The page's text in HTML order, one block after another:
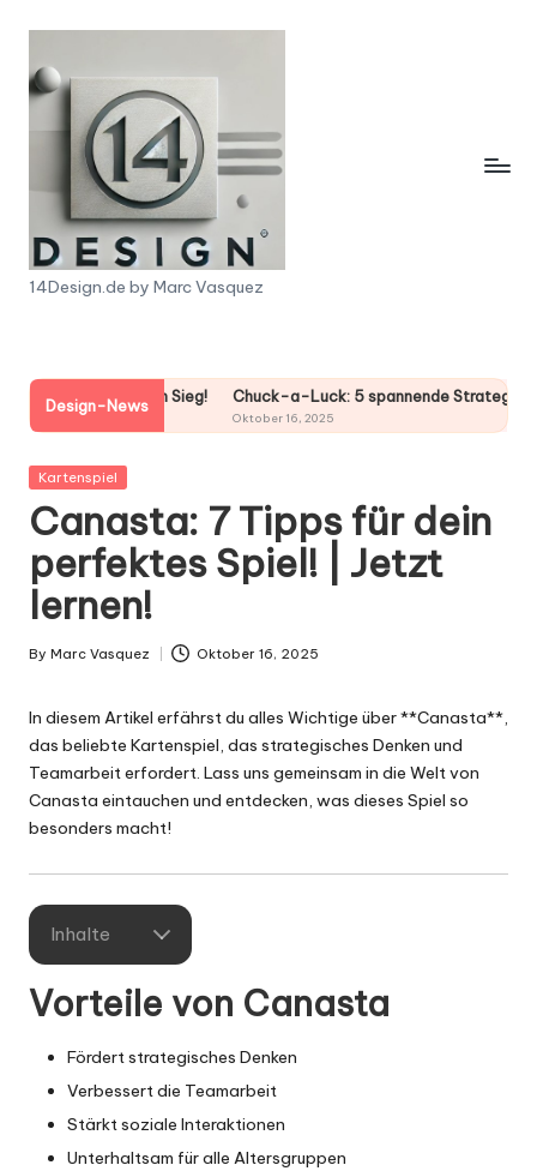
content
1
D
e
s
i
g
n
.
d
e
14Design.de by Marc Vasquez
Design-News
Sieg! Chuck-a-Luck: 5 spannende Strategien für deinen
Posted
Kartenspiel
Canasta: 7 Tipps für dein
perfektes Spiel! | Jetzt
lernen!
Posted
By Marc Vasquez Oktober 16, 2025
In diesem Artikel erfährst du alles Wichtige über **Canasta**,
das beliebte Kartenspiel, das strategisches Denken und
Teamarbeit erfordert. Lass uns gemeinsam in die Welt von
Canasta eintauchen und entdecken, was dieses Spiel so
besonders macht!
Inhalte
Vorteile von Canasta
Fördert strategisches Denken
Verbessert die Teamarbeit
Stärkt soziale Interaktionen
Unterhaltsam für alle Altersgruppen